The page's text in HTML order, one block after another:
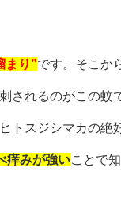
まり”です。そこか
されるのがこの蚊
トスジシマカの絶
痒みが強いことで